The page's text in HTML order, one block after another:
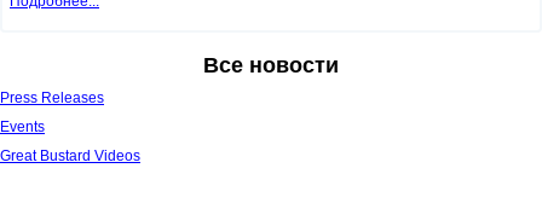
Все новости
Press Releases
Events
Great Bustard Videos